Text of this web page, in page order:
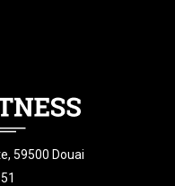
59500 Douai